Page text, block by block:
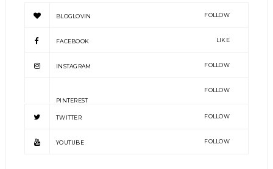
BLOGLOVIN FOLLOW
FACEBOOK LIKE
INSTAGRAM FOLLOW
PINTEREST
FOLLOW
TWITTER FOLLOW
YOUTUBE FOLLOW